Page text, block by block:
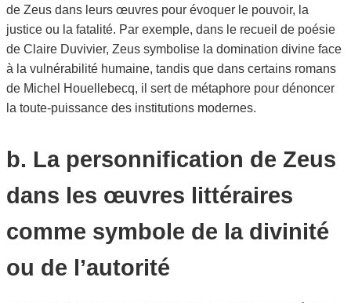
de Zeus dans leurs œuvres pour évoquer le pouvoir, la
justice ou la fatalité. Par exemple, dans le recueil de poésie
de Claire Duvivier, Zeus symbolise la domination divine face
à la vulnérabilité humaine, tandis que dans certains romans
de Michel Houellebecq, il sert de métaphore pour dénoncer
la toute-puissance des institutions modernes.
b. La personnification de Zeus
dans les œuvres littéraires
comme symbole de la divinité
ou de l’autorité